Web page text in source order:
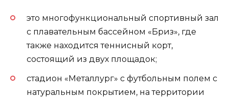
это многофункциональный спортивный зал
с плавательным бассейном «Бриз», где
также находится теннисный корт,
состоящий из двух площадок;
стадион «Металлург» с футбольным полем с
натуральным покрытием, на территории